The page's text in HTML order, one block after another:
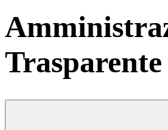
Trasparente